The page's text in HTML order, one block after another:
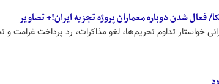
فعال شدن دوباره معماران پروژه تجزیه ایران!+ تصاویر
خواستار تداوم تحریم‌ها، لغو مذاکرات، رد پرداخت غرامت و